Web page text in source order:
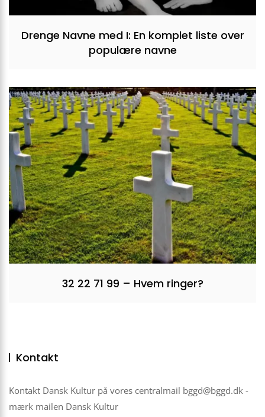
Drenge Navne med I: En komplet liste over
populære navne
32 22 71 99 – Hvem ringer?
Kontakt
Kontakt Dansk Kultur på vores centralmail bggd@bggd.dk -
mærk mailen Dansk Kultur